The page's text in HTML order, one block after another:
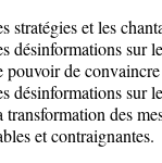
stratégies et les
désinformations sur
pouvoir de
désinformations sur
transformation des
et contraignantes.